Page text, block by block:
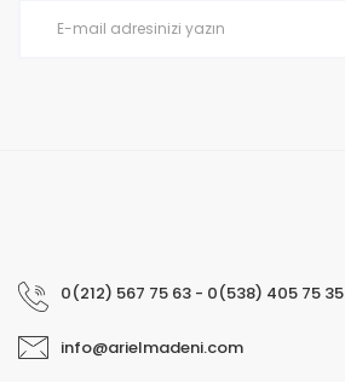
0(212) 567 75 63 - 0(538) 405 75 35
info@arielmadeni.com